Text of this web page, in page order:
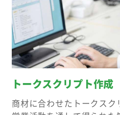
トークスクリプト作成
商材に合わせたトークスク